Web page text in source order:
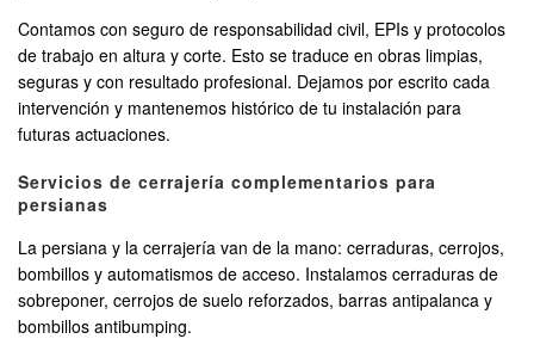
Contamos con seguro de responsabilidad civil, EPIs y protocolos
de trabajo en altura y corte. Esto se traduce en obras limpias,
seguras y con resultado profesional. Dejamos por escrito cada
intervención y mantenemos histórico de tu instalación para
futuras actuaciones.
Servicios de cerrajería complementarios para
persianas
La persiana y la cerrajería van de la mano: cerraduras, cerrojos,
bombillos y automatismos de acceso. Instalamos cerraduras de
sobreponer, cerrojos de suelo reforzados, barras antipalanca y
bombillos antibumping.